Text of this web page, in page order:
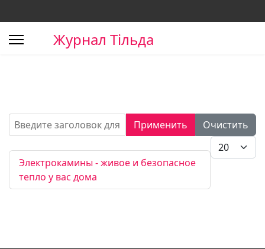
Журнал Тільда
Введите заголовок для поиска...Применить
Очистить
Кол-во
Электрокамины - живое и безопасное
тепло у вас дома